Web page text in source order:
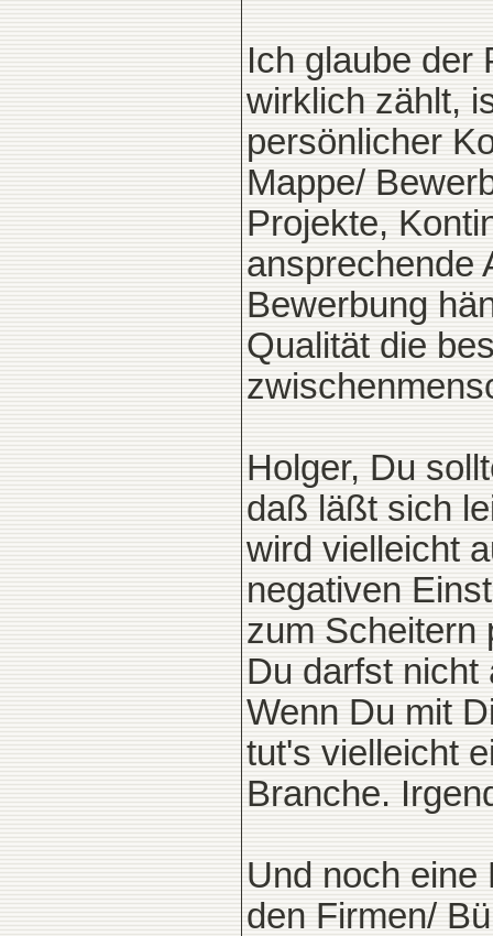
Ich glaube der
wirklich zählt,
persönlicher
Mappe/
Projekte,
ansprechende
Bewerbung
Qualität die
Holger, Du
daß läßt sich
wird vielleicht
negativen
zum Scheitern
Du darfst nicht
Wenn Du mit
tut's vielleicht
Branche.
Und noch eine
den Firmen/